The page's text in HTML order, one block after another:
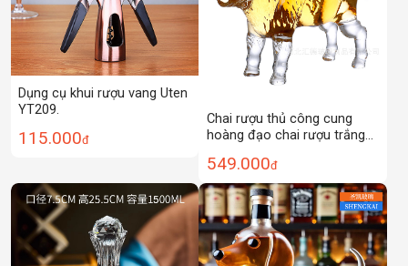
Dụng cụ khui rượu vang Uten
YT209.
115.000đ
Chai rượu thủ công cung
hoàng đạo chai rượu trắng
động vật hình bò chai rượu
thủy tinh Borosilicat cao
549.000đ